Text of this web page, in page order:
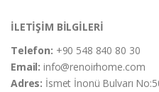
İLETİŞİM BİLGİLERİ
Telefon: +90 548 840 80 30
Email:info@renoirhome.com
Adres: İsmet İnonü Bulvarı